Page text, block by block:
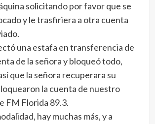
solicitando por favor que se
y le trasfiriera a otra cuenta
una estafa en transferencia de
de la señora y bloqueó todo,
que la señora recuperara su
la cuenta de nuestro
FM Florida 89.3.
hay muchas más, y a